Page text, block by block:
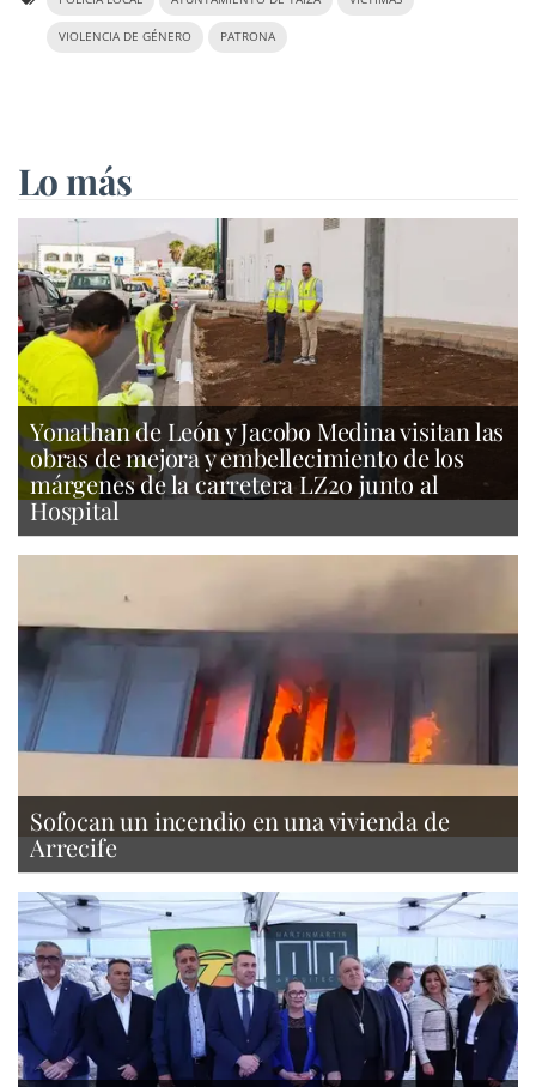
VIOLENCIA DE GÉNERO PATRONA
Lo más
Yonathan de León y Jacobo Medina visitan las
obras de mejora y embellecimiento de los
márgenes de la carretera LZ20 junto al
Hospital
Sofocan un incendio en una vivienda de
Arrecife